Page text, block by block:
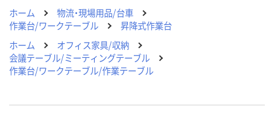
ホーム
物流・現場用品/台車
作業台/ワークテーブル
昇降式作業台
ホーム
オフィス家具/収納
会議テーブル/ミーティングテーブル
作業台/ワークテーブル/作業テーブル